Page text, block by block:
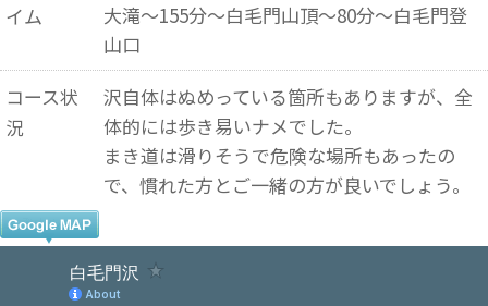
イム
大滝〜155分〜白毛門山頂〜80分〜白毛門登
山口
コース状
況
沢自体はぬめっている箇所もありますが、全
体的には歩き易いナメでした。
まき道は滑りそうで危険な場所もあったの
で、慣れた方とご一緒の方が良いでしょう。